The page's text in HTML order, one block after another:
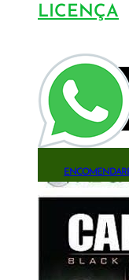
LICENÇA
ENCOMENDAR